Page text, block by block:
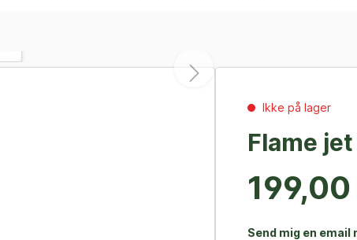
Ikke på lager
Flame
Send mig en email